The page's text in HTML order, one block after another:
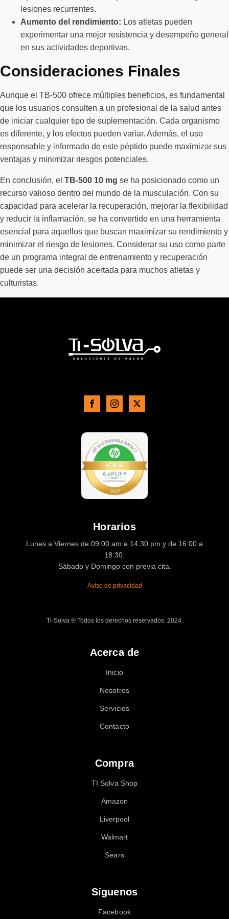
lesiones recurrentes.
Aumento del rendimiento: Los atletas pueden
experimentar una mejor resistencia y desempeño general
en sus actividades deportivas.
Consideraciones Finales
Aunque el TB-500 ofrece múltiples beneficios, es fundamental
que los usuarios consulten a un profesional de la salud antes
de iniciar cualquier tipo de suplementación. Cada organismo
es diferente, y los efectos pueden variar. Además, el uso
responsable y informado de este péptido puede maximizar sus
ventajas y minimizar riesgos potenciales.
En conclusión, el TB-500 10 mg se ha posicionado como un
recurso valioso dentro del mundo de la musculación. Con su
capacidad para acelerar la recuperación, mejorar la flexibilidad
y reducir la inflamación, se ha convertido en una herramienta
esencial para aquellos que buscan maximizar su rendimiento y
minimizar el riesgo de lesiones. Considerar su uso como parte
de un programa integral de entrenamiento y recuperación
puede ser una decisión acertada para muchos atletas y
culturistas.
Horarios
Lunes a Viernes de 09:00 am a 14:30 pm y de 16:00 a
18:30.
Sábado y Domingo con previa cita.
Aviso de privacidad
Ti-Solva ® Todos los derechos reservados. 2024.
Acerca de
Inicio
Nosotros
Servicios
Contacto
Compra
TI Solva Shop
Amazon
Liverpool
Walmart
Sears
Síguenos
Facebook